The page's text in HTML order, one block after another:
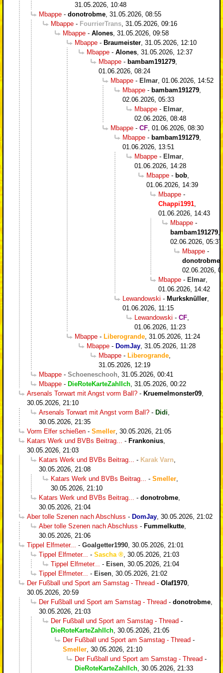
31.05.2026, 10:48
Mbappe - donotrobme 31.05.2026, 08:55
Mbappe - FourrierTrans 31.05.2026, 09:16
Mbappe - Alones 31.05.2026, 09:58
Mbappe - Braumeister 31.05.2026, 12:10
Mbappe - Alones 31.05.2026, 12:37
Mbappe - bambam191279
01.06.2026, 08:24
Mbappe - Elmar 01.06.2026, 14:52
Mbappe - bambam191279
02.06.2026, 05:33
Mbappe - Elmar
02.06.2026, 08:48
Mbappe - CF 01.06.2026, 08:30
Mbappe - bambam191279
01.06.2026, 13:51
Mbappe - Elmar
01.06.2026, 14:28
Mbappe - bob
01.06.2026, 14:39
Mbappe -
Chappi1991
01.06.2026, 14:43
Mbappe -
bambam191279
02.06.2026, 05:37
Mbappe -
donotrobme
02.06.2026,
Mbappe - Elmar
01.06.2026, 14:42
Lewandowski - Murksknüller
01.06.2026, 11:15
Lewandowski - CF
01.06.2026, 11:23
Mbappe - Liberogrande 31.05.2026, 11:24
Mbappe - DomJay 31.05.2026, 11:28
Mbappe - Liberogrande
31.05.2026, 12:19
Mbappe - Schoeneschooh 31.05.2026, 00:41
Mbappe - DieRoteKarteZahlIch 31.05.2026, 00:22
Arsenals Torwart mit Angst vorm Ball? - Kruemelmonster09
30.05.2026, 21:10
Arsenals Torwart mit Angst vorm Ball? - Didi
30.05.2026, 21:35
Vorm Elfer schießen - Smeller 30.05.2026, 21:05
Katars Werk und BVBs Beitrag...
- Frankonius
30.05.2026, 21:03
Katars Werk und BVBs Beitrag...
- Karak Varn
30.05.2026, 21:08
Katars Werk und BVBs Beitrag...
- Smeller
30.05.2026, 21:10
Katars Werk und BVBs Beitrag...
- donotrobme
30.05.2026, 21:04
Aber tolle Szenen nach Abschluss - DomJay 30.05.2026, 21:02
Aber tolle Szenen nach Abschluss - Fummelkutte
30.05.2026, 21:06
Tippel Elfmeter...
- Goalgetter1990 30.05.2026, 21:01
Tippel Elfmeter...
- Sascha
30.05.2026, 21:03
Tippel Elfmeter...
- Eisen 30.05.2026, 21:04
Tippel Elfmeter...
- Eisen 30.05.2026, 21:02
Der Fußball und Sport am Samstag - Thread - Olaf1970
30.05.2026, 20:59
Der Fußball und Sport am Samstag - Thread - donotrobme
30.05.2026, 21:03
Der Fußball und Sport am Samstag - Thread -
DieRoteKarteZahlIch 30.05.2026, 21:05
Der Fußball und Sport am Samstag - Thread -
Smeller 30.05.2026, 21:10
Der Fußball und Sport am Samstag - Thread -
DieRoteKarteZahlIch 30.05.2026, 21:33